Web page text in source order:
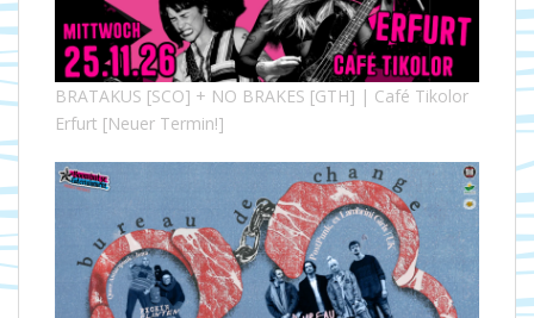
BRATAKUS [SCO] + NO BRAKES [GTH] | Café Tikolor
Erfurt [Neuer Termin!]